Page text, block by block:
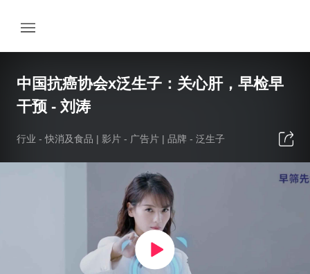
中国抗癌协会x泛生子：关心肝，早检早
干预 - 刘涛
行业 -快消及食品 | 影片 - 广告片 | 品牌 - 泛生子